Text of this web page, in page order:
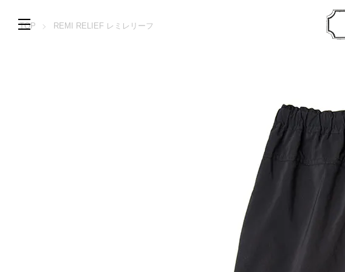
TOP REMI RELIEF レミレリーフ